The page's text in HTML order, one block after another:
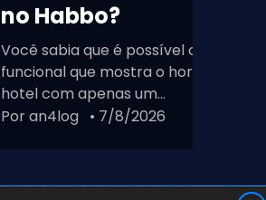
no Habbo?
Você sabia que é possível criar um
funcional que mostra o horário de
hotel com apenas um...
Por an4log • 7/8/2026